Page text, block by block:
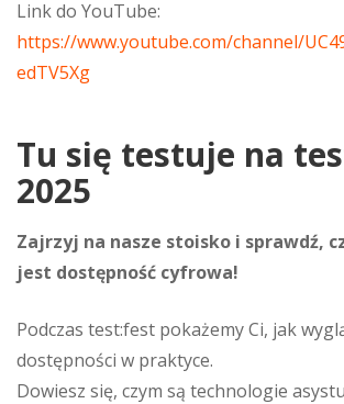
Link do YouTube:
https://www.youtube.com/channel/
edTV5Xg
Tu się testuje na
2025
Zajrzyj na nasze stoisko i sprawdź,
jest dostępność cyfrowa!
Podczas test:fest pokażemy Ci, jak
dostępności w praktyce.
Dowiesz się, czym są technologie